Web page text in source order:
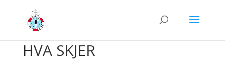
HVA SKJER